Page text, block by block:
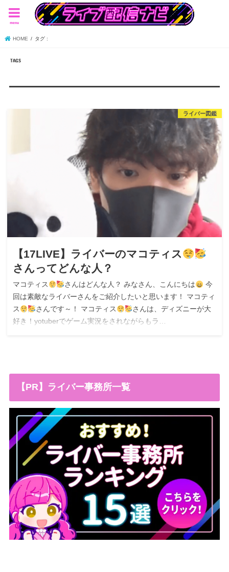
menu
HOME タグ :
ライバー図鑑
【17LIVE】ライバーのマコティス
さんってどんな人？
マコティス さんはどんな人？ みなさん、こんにちは
今
回は素敵なライバーさんをご紹介したいと思います！ マコティ
ス
さんです～！ マコティス
さんは、ディズニーが大
好き！yotuberでゲーム実況をされながらもラ…
【PR】ライバー事務所一覧